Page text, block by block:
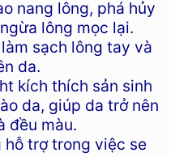
nang lông, phá hủy
lông mọc lại.
sạch lông tay và
da.
kích thích sản sinh
da, giúp da trở nên
đều màu.
hỗ trợ trong việc se